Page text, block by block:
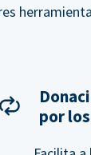
por